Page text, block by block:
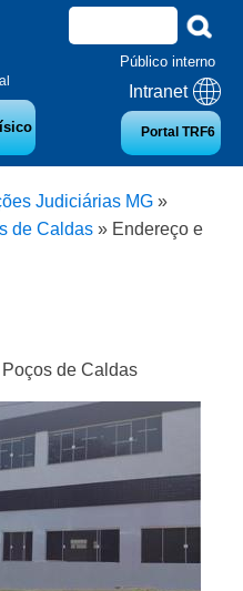
Público interno
Intranet
Portal TRF6
Judiciárias MG »
de Caldas » Endereço e
de Caldas